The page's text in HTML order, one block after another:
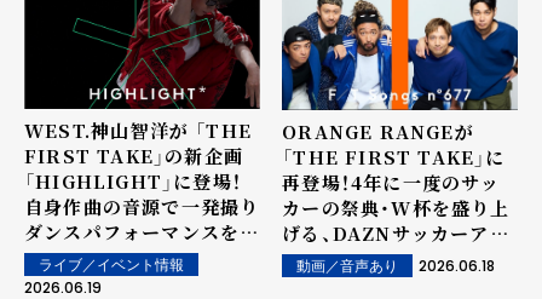
WEST.神山智洋が 「THE
FIRST TAKE」の新企画
「HIGHLIGHT」に登場！
自身作曲の音源で一発撮り
ダンスパフォーマンスを披
露！ YouTubeプレミア公
開。 さらに、神山智洋公式
ライブ／イベント情報
2026.06.19
ORANGE RANGEが
「THE FIRST TAKE」に
再登場！4年に一度のサッ
カーの祭典・W杯を盛り上
げる、DAZNサッカーアン
セム「1000%」をパフォー
マンス！
動画／音声あり 2026.06.18